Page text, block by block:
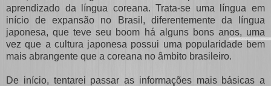
aprendizado da língua coreana. Trata-se uma língua em
início de expansão no Brasil, diferentemente da língua
japonesa, que teve seu boom há alguns bons anos, uma
vez que a cultura japonesa possui uma popularidade bem
mais abrangente que a coreana no âmbito brasileiro.
De início, tentarei passar as informações mais básicas a